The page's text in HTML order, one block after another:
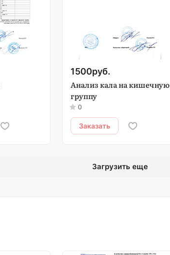
1500руб.
Анализ кала на кишечную
группу
0
Заказать
Загрузить еще